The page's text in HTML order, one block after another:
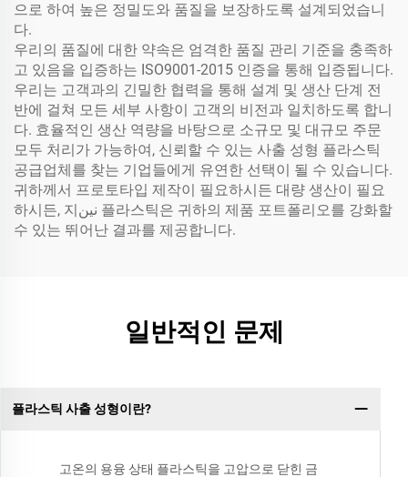
으로 하여 높은 정밀도와 품질을 보장하도록 설계되었습니
다.
우리의 품질에 대한 약속은 엄격한 품질 관리 기준을 충족하
고 있음을 입증하는 ISO9001-2015 인증을 통해 입증됩니다.
우리는 고객과의 긴밀한 협력을 통해 설계 및 생산 단계 전
반에 걸쳐 모든 세부 사항이 고객의 비전과 일치하도록 합니
다. 효율적인 생산 역량을 바탕으로 소규모 및 대규모 주문
모두 처리가 가능하여, 신뢰할 수 있는 사출 성형 플라스틱
공급업체를 찾는 기업들에게 유연한 선택이 될 수 있습니다.
귀하께서 프로토타입 제작이 필요하시든 대량 생산이 필요
하시든, 지نين 플라스틱은 귀하의 제품 포트폴리오를 강화할
수 있는 뛰어난 결과를 제공합니다.
일반적인 문제
플라스틱 사출 성형이란?
고온의 용융 상태 플라스틱을 고압으로 닫힌 금